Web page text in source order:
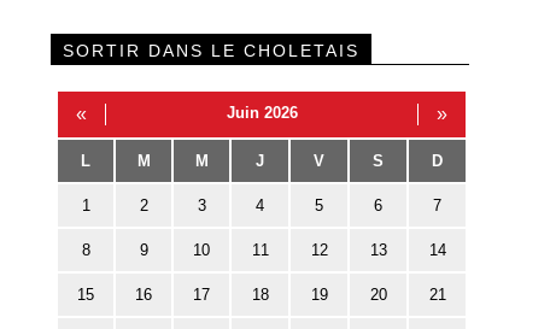
SORTIR DANS LE CHOLETAIS
« Juin 2026 »
L M M J V S D
1 2 3 4 5 6 7
8 9 10 11 12 13 14
15 16 17 18 19 20 21